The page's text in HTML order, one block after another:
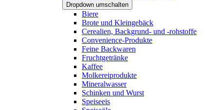
Dropdown umschalten
Biere
Brote und Kleingebäck
Cerealien, Backgrund- und -rohstoffe
Convenience-Produkte
Feine Backwaren
Fruchtgetränke
Kaffee
Molkereiprodukte
Mineralwasser
Schinken und Wurst
Speiseeis